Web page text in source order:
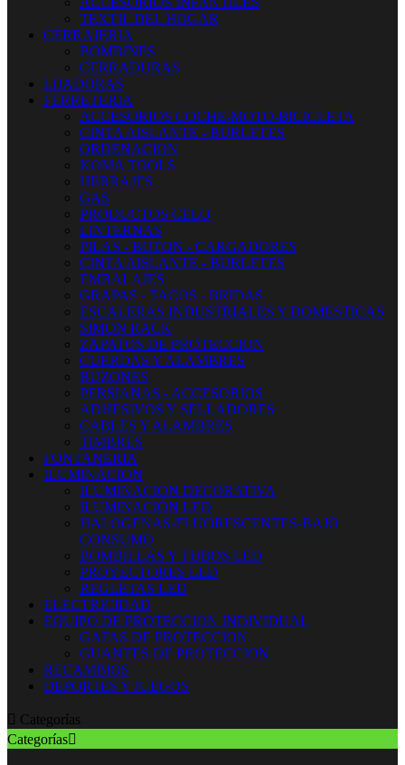
TEXTIL DEL HOGAR
CERRAJERIA
BOMBINES
CERRADURAS
LIJADORAS
FERRETERIA
ACCESORIOS COCHE-MOTO-BICICLETA
CINTA AISLANTE - BURLETES
ORDENACION
KOMA TOOLS
HERRAJES
GAS
PRODUCTOS CELO
LINTERNAS
PILAS - BOTON - CARGADORES
CINTA AISLANTE - BURLETES
EMBALAJES
GRAPAS - TACOS - BRIDAS
ESCALERAS INDUSTRIALES Y DOMESTICAS
SIMON RACK
ZAPATOS DE PROTECCION
CUERDAS Y ALAMBRES
BUZONES
PERSIANAS - ACCESORIOS
ADHESIVOS Y SELLADORES
CABLES Y ALAMBRES
TIMBRES
FONTANERIA
ILUMINACION
ILUMINACION DECORATIVA
ILUMINACIÓN LED
HALOGENAS-FLUORESCENTES-BAJO
CONSUMO
BOMBILLAS Y TUBOS LED
PROYECTORES LED
REGLETAS LED
ELECTRICIDAD
EQUIPO DE PROTECCION INDIVIDUAL
GAFAS DE PROTECCION
GUANTES DE PROTECCION
RECAMBIOS
DEPORTES Y JUEGOS
 Categorías
Categorías